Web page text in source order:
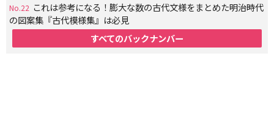
No.22 これは参考になる！膨大な数の古代文様をまとめた明治時代
の図案集『古代模様集』は必見
すべてのバックナンバー